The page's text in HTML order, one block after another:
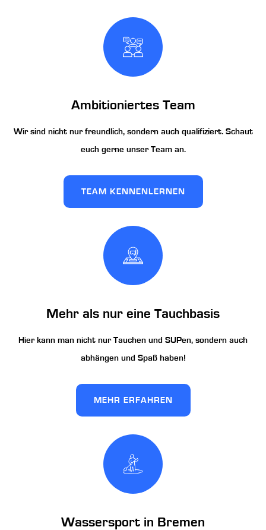
Ambitioniertes Team
Wir sind nicht nur freundlich, sondern auch qualifiziert. Schaut
euch gerne unser Team an.
TEAM KENNENLERNEN
Mehr als nur eine Tauchbasis
Hier kann man nicht nur Tauchen und SUPen, sondern auch
abhängen und Spaß haben!
MEHR ERFAHREN
Wassersport in Bremen